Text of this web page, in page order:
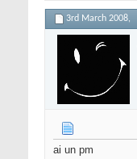
3rd March 2008,
ai un pm